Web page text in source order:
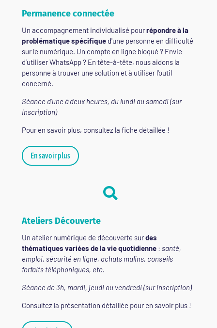
Permanence connectée
Un accompagnement individualisé pourrépondre à la
problématique spécifiqued'une personne en difficulté
sur le numérique. Un compte en ligne bloqué ? Envie
d’utiliser WhatsApp ? En tête-à-tête, nous aidons la
personne à trouver une solution et à utiliser l'outil
concerné.
Séance d’une à deux heures, du lundi au samedi (sur
inscription)
Pour en savoir plus, consultez la fiche détaillée !
En savoir plus

Ateliers Découverte
Un atelier numérique de découverte surdes
thématiques variées de la vie quotidienne: santé,
emploi, sécurité en ligne, achats malins, conseils
forfaits téléphoniques, etc.
Séance de 3h, mardi, jeudi ou vendredi (sur inscription)
Consultez la présentation détaillée pour en savoir plus !